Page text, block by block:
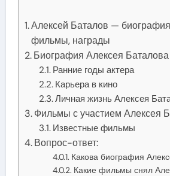
Алексей Баталов —
фильмы, награды
Биография Алексея Баталова
Ранние годы актера
Карьера в кино
Личная жизнь Алексея
Фильмы с участием Алексея
Известные фильмы
Вопрос-ответ:
Какова биография
Какие фильмы снял